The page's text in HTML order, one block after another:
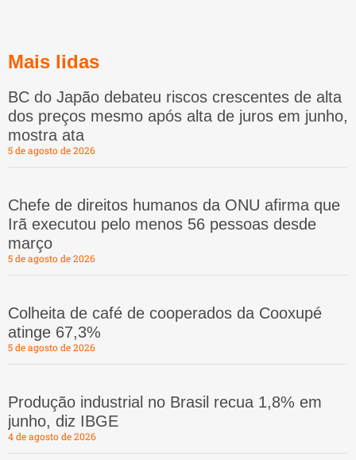
Mais lidas
BC do Japão debateu riscos crescentes de alta
dos preços mesmo após alta de juros em junho,
mostra ata
5 de agosto de 2026
Chefe de direitos humanos da ONU afirma que
Irã executou pelo menos 56 pessoas desde
março
5 de agosto de 2026
Colheita de café de cooperados da Cooxupé
atinge 67,3%
5 de agosto de 2026
Produção industrial no Brasil recua 1,8% em
junho, diz IBGE
4 de agosto de 2026